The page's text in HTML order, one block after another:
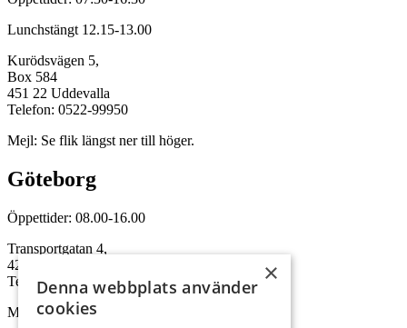
Lunchstängt 12.15-13.00
Kurödsvägen 5,
Box 584
451 22 Uddevalla
Telefon: 0522-99950
Mejl: Se flik längst ner till höger.
Göteborg
Öppettider: 08.00-16.00
Transportgatan 4,
422 46 Hisings Backa
Telefon: 0708-115352
Mejl: Se flik längst ner till höger.
×
Denna webbplats använder
cookies